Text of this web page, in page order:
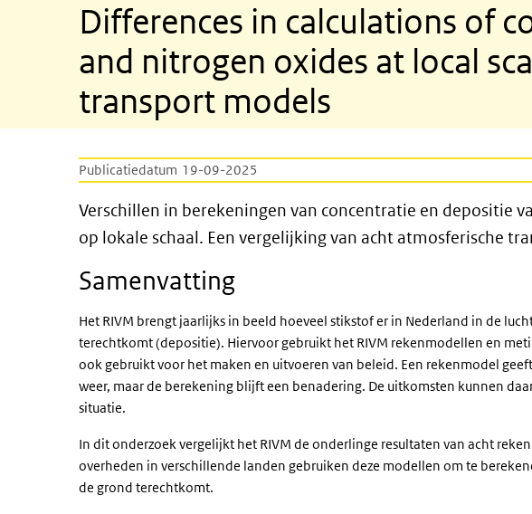
Differences in calculations of
and nitrogen oxides at local
transport models
Publicatiedatum 19-09-2025
Verschillen in berekeningen van
Verschillen in berekeningen van concentratie en depositie
op lokale schaal. Een vergelijking van acht atmosferische
Samenvatting
Het RIVM brengt jaarlijks in beeld hoeveel stikstof er in Nederland in de
terechtkomt (depositie). Hiervoor gebruikt het RIVM rekenmodellen en
ook gebruikt voor het maken en uitvoeren van beleid. Een rekenmodel
weer, maar de berekening blijft een benadering. De uitkomsten kunnen
situatie.
In dit onderzoek vergelijkt het RIVM de onderlinge resultaten van acht
overheden in verschillende landen gebruiken deze modellen om te
de grond terechtkomt.